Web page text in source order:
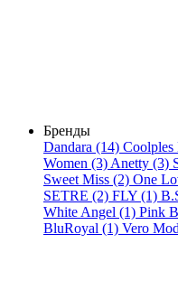
Бренды
Dandara (14) Coolples
Women (3) Anetty (3)
Sweet Miss (2) One
SETRE (2) FLY (1)
White Angel (1) Pink
BluRoyal (1) Vero